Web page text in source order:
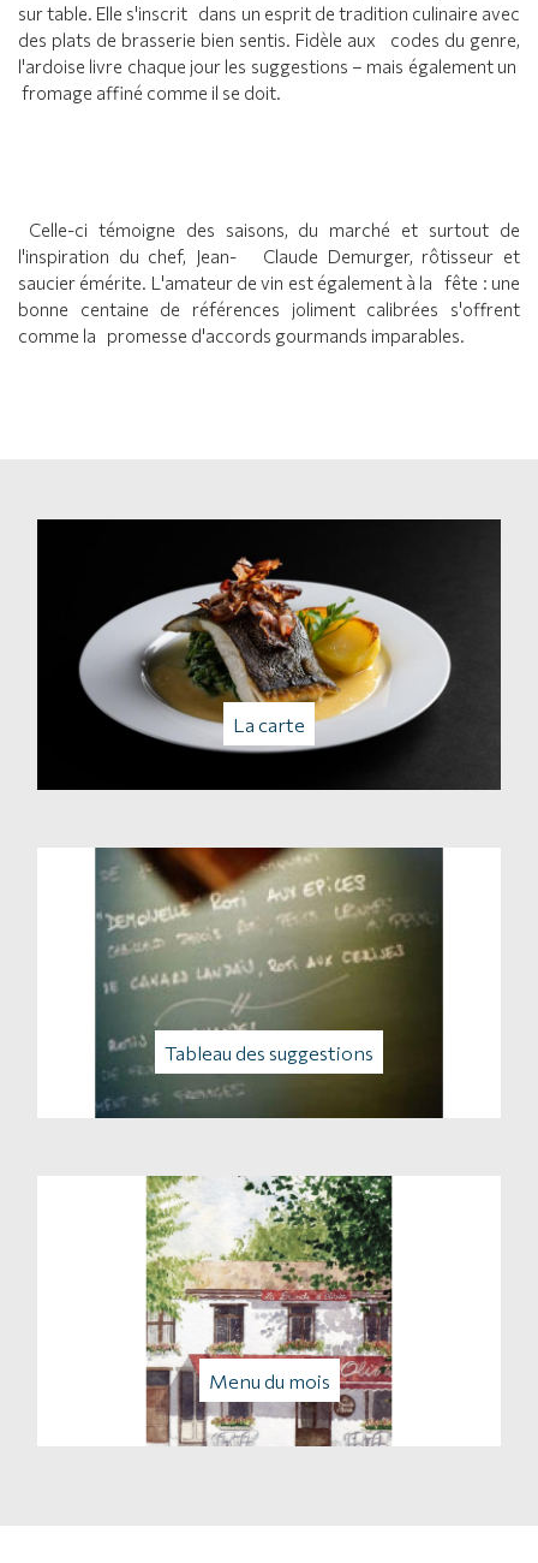
sur table. Elle s'inscrit dans un esprit de tradition culinaire avec
des plats de brasserie bien sentis. Fidèle aux codes du genre,
l'ardoise livre chaque jour les suggestions – mais également un
fromage affiné comme il se doit.
Celle-ci témoigne des saisons, du marché et surtout de
l'inspiration du chef, Jean- Claude Demurger, rôtisseur et
saucier émérite. L'amateur de vin est également à la fête : une
bonne centaine de références joliment calibrées s'offrent
comme la promesse d'accords gourmands imparables.
La carte
Tableau des suggestions
Menu du mois